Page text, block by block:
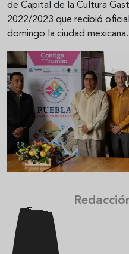
de Capital de la Cultura
2022/2023 que recibió
domingo la ciudad mexicana.